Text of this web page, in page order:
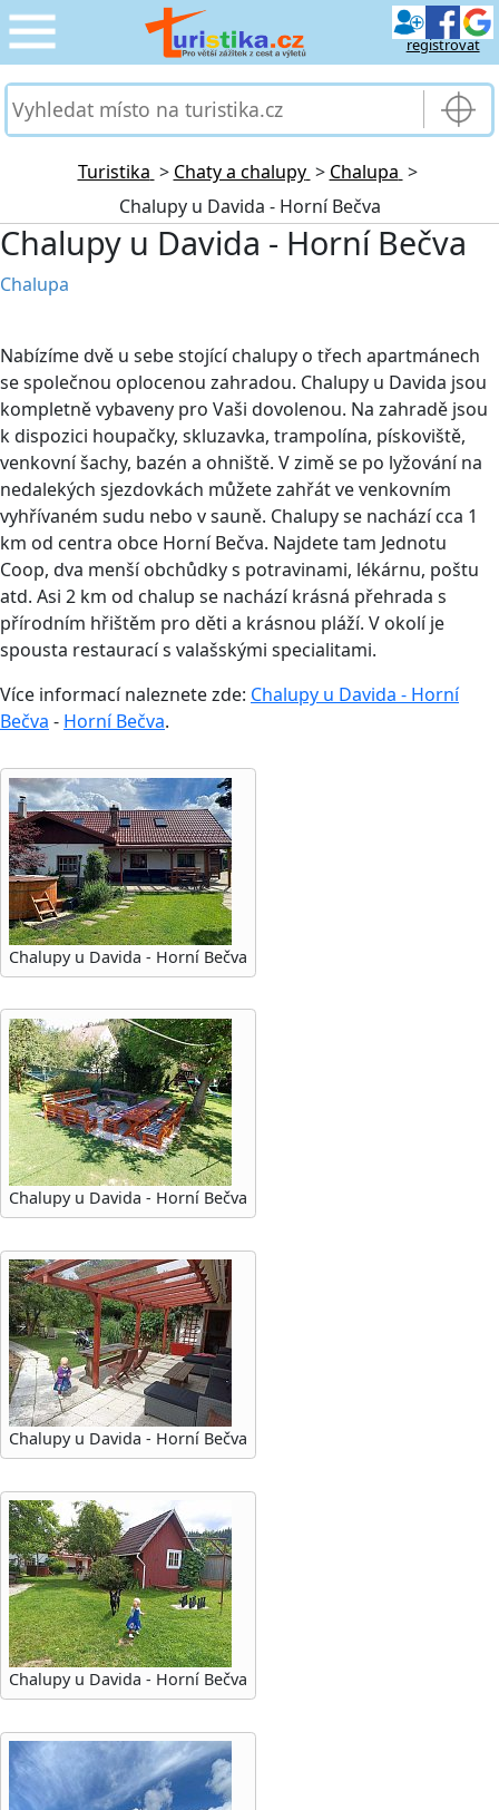
registrovat
CESTOVÁNÍ
PRO TURISTY ›
MOJE TURISTIKA
Turistika > Chaty a chalupy > Chalupa >
Chalupy u Davida - Horní Bečva
Chalupy u Davida - Horní Bečva
Chalupa
Nabízíme dvě u sebe stojící chalupy o třech apartmánech
se společnou oplocenou zahradou. Chalupy u Davida jsou
kompletně vybaveny pro Vaši dovolenou. Na zahradě jsou
k dispozici houpačky, skluzavka, trampolína, pískoviště,
venkovní šachy, bazén a ohniště. V zimě se po lyžování na
nedalekých sjezdovkách můžete zahřát ve venkovním
vyhřívaném sudu nebo v sauně. Chalupy se nachází cca 1
km od centra obce Horní Bečva. Najdete tam Jednotu
Coop, dva menší obchůdky s potravinami, lékárnu, poštu
atd. Asi 2 km od chalup se nachází krásná přehrada s
přírodním hřištěm pro děti a krásnou pláží. V okolí je
spousta restaurací s valašskými specialitami.
Více informací naleznete zde: Chalupy u Davida - Horní
Bečva - Horní Bečva.
Chalupy u Davida - Horní Bečva
Chalupy u Davida - Horní Bečva
Chalupy u Davida - Horní Bečva
Chalupy u Davida - Horní Bečva